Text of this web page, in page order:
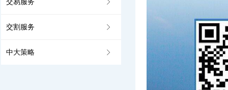
交易服务 ꁕ
交割服务 ꁕ
中大策略 ꁕ